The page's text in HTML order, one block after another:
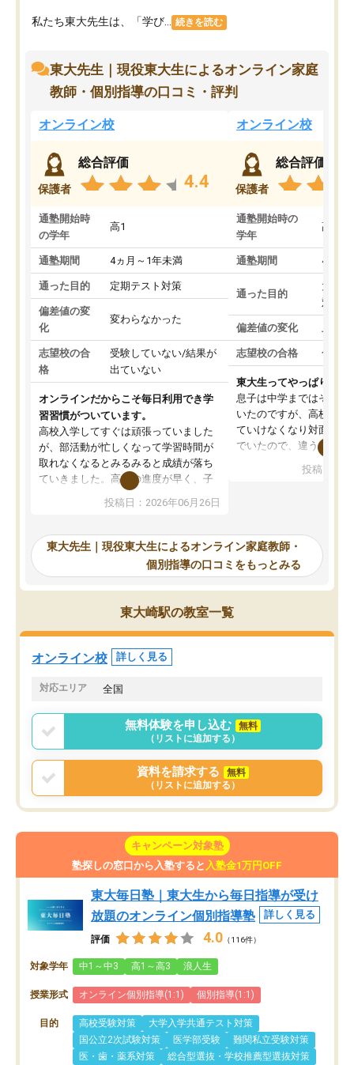
私たち東大先生は、「学び... 続きを読む
東大先生｜現役東大生によるオンライン家庭
教師・個別指導の口コミ・評判
オンライン校
保護者
総合評価
4.4
通塾開始時
の学年
高1
通塾期間 4ヵ月～1年未満
通った目的 定期テスト対策
偏差値の変
化
変わらなかった
志望校の合
格
受験していない/結果が
出ていない
オンラインだからこそ毎日利用でき学
習習慣がついています。
高校入学してすぐは頑張っていました
が、部活動が忙しくなって学習時間が
取れなくなるとみるみると成績が落ち
ていきました。高校の進度が早く、子
供も家に帰って勉強の話すると嫌な反
応を示します。東大先生にお願いして
れるので、親としても安心です。毎日
使える自習室とかもあり、わからない
ところがあれば先生が回答してくれる
のも重宝しています。
投稿日：2026年06月26日
オンライン校
保護者
総合評価
通塾開始時の
学年
高3
通塾期間 4ヵ月
通った目的
大学
対策
偏差値の変化
志望校の合格 合格
東大生ってやっぱりすご
息子は中学まではそこそ
いたのですが、高校に入
ていけなくなり対面の塾
でいたので、違うアプロ
で、当初は模試でD判定
自習室が毎日使えていつ
るのが心強かったよう
謝です。
投稿日：
東大先生｜現役東大生によるオンライン家庭教師・
個別指導の口コミをもっとみる
東大崎駅の教室一覧
オンライン校 詳しく見る
対応エリア 全国
無料体験を申し込む
無料
（リストに追加する）
資料を請求する
無料
（リストに追加する）
キャンペーン対象塾
塾探しの窓口から入塾すると 入塾金1万円OFF
東大毎日塾｜東大生から毎日指導が受け
放題のオンライン個別指導塾
詳しく見る
評価 4.0 （116件）
対象学年 中1～中3 高1～高3 浪人生
授業形式 オンライン個別指導(1:1) 個別指導(1:1)
目的 高校受験対策
大学入学共通テスト対策
国公立2次試験対策
医学部受験
難関私立受験対策
医・歯・薬系対策
総合型選抜・学校推薦型選抜対策